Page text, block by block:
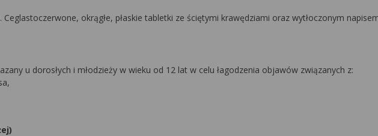
okrągłe, płaskie tabletki ze ściętymi krawędziami oraz wytłoczonym
u dorosłych i młodzieży w wieku od 12 lat w celu łagodzenia objawów związanych z: